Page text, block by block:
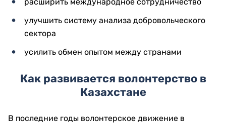
расширить международное сотрудничество
улучшить систему анализа добровольческого
сектора
усилить обмен опытом между странами
Как развивается волонтерство в
Казахстане
В последние годы волонтерское движение в